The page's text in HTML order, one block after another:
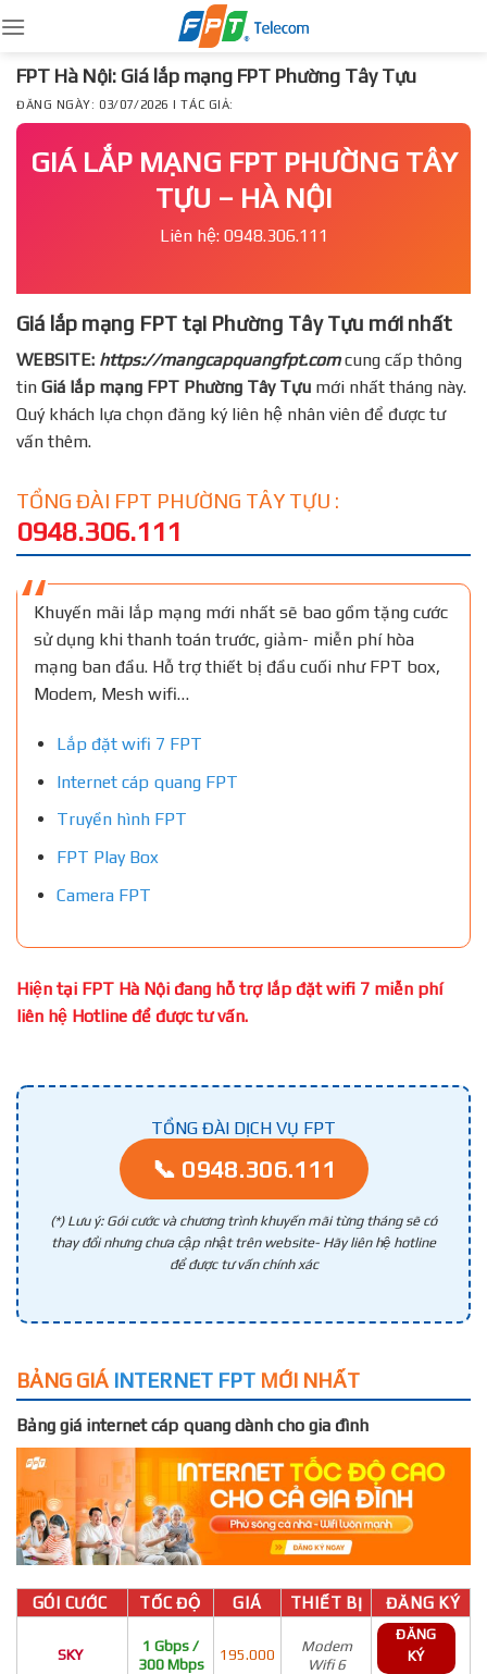
to
content
FPT Hà Nội: Giá lắp mạng FPT Phường Tây Tựu
ĐĂNG NGÀY: 03/07/2026 | TÁC GIẢ:
GIÁ LẮP MẠNG FPT PHƯỜNG TÂY
TỰU – HÀ NỘI
Liên hệ: 0948.306.111
Giá lắp mạng FPT tại Phường Tây Tựu mới nhất
WEBSITE: https://mangcapquangfpt.comcung cấp thông
tin Giá lắp mạng FPT Phường Tây Tựu mới nhất tháng này.
Quý khách lựa chọn đăng ký liên hệ nhân viên để được tư
vấn thêm.
TỔNG ĐÀI FPT PHƯỜNG TÂY TỰU :
0948.306.111
Khuyến mãi lắp mạng mới nhất sẽ bao gồm tặng cước
sử dụng khi thanh toán trước, giảm- miễn phí hòa
mạng ban đầu. Hỗ trợ thiết bị đầu cuối như FPT box,
Modem, Mesh wifi…
Lắp đặt wifi 7 FPT
Internet cáp quang FPT
Truyền hình FPT
FPT Play Box
Camera FPT
Hiện tại FPT Hà Nội đang hỗ trợ lắp đặt wifi 7 miễn phí
liên hệ Hotline để được tư vấn.
TỔNG ĐÀI DỊCH VỤ FPT
📞 0948.306.111
(*) Lưu ý: Gói cước và chương trình khuyến mãi từng tháng sẽ có
thay đổi nhưng chưa cập nhật trên website- Hãy liên hệ hotline
để được tư vấn chính xác
BẢNG GIÁ INTERNET FPT MỚI NHẤT
Bảng giá internet cáp quang dành cho gia đình
GÓI CƯỚC TỐC ĐỘ GIÁ THIẾT BỊ ĐĂNG KÝ
SKY
1 Gbps /
300 Mbps
195.000
Modem
Wifi 6
ĐĂNG
KÝ